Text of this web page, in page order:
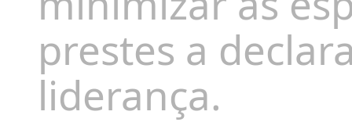
prestes a
liderança.